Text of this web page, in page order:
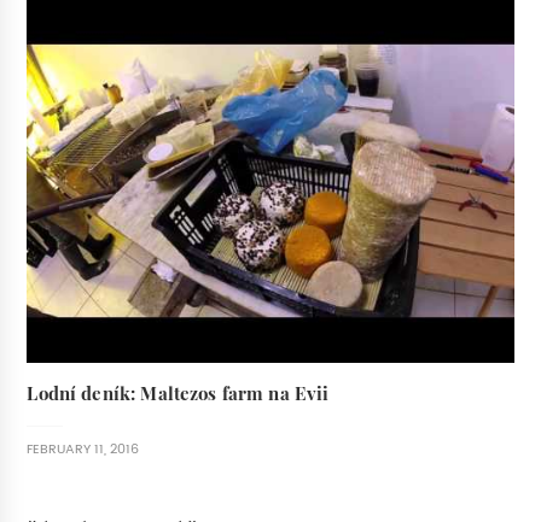
Lodní deník: Maltezos farm na Evii
FEBRUARY 11, 2016